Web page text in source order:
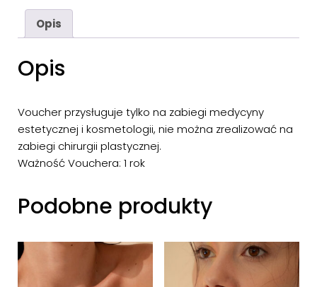
Opis
Opis
Voucher przysługuje tylko na zabiegi medycyny
estetycznej i kosmetologii, nie można zrealizować na
zabiegi chirurgii plastycznej.
Ważność Vouchera: 1 rok
Podobne produkty